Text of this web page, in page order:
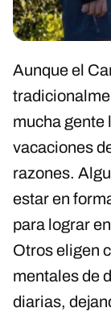
Aunque el
mucha gente
vacaciones
razones.
estar en
para lograr
Otros eligen
mentales de
diarias,